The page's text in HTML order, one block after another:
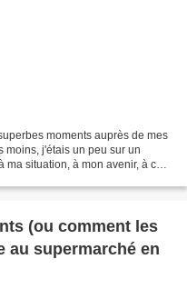
moments auprès de mes
moins, j'étais un peu sur un
situation, à mon avenir, à ce
(ou comment les
au supermarché en